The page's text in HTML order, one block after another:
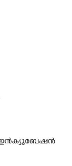
ഇൻക്യുബേഷൻ